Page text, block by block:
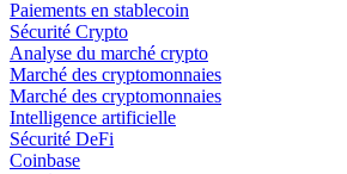
Paiements en stablecoin
Sécurité Crypto
Analyse du marché crypto
Marché des cryptomonnaies
Marché des cryptomonnaies
Intelligence artificielle
Sécurité DeFi
Coinbase